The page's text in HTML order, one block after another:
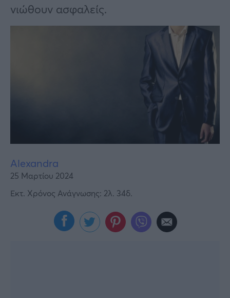
Γυναίκα
νιώθουν ασφαλείς.
Alexandra
25 Μαρτίου 2024
Εκτ. Χρόνος Ανάγνωσης: 2λ. 34δ.